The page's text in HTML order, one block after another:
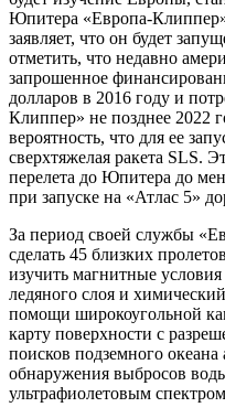
Юпитера «Европа-
заявляет, что он будет
отметить, что недавно
запрошенное
долларов в 2016 году и
Клиппер» не позднее 2022
вероятность, что для ее
сверхтяжелая ракета SLS.
перелета до Юпитера до
при запуске на «Атлас 5»
За период своей службы
сделать 45 близких
изучить магнитные
ледяного слоя и
помощи широкоугольной
карту поверхности с
поисков подземного
обнаружения выбросов
ультрафиолетовым